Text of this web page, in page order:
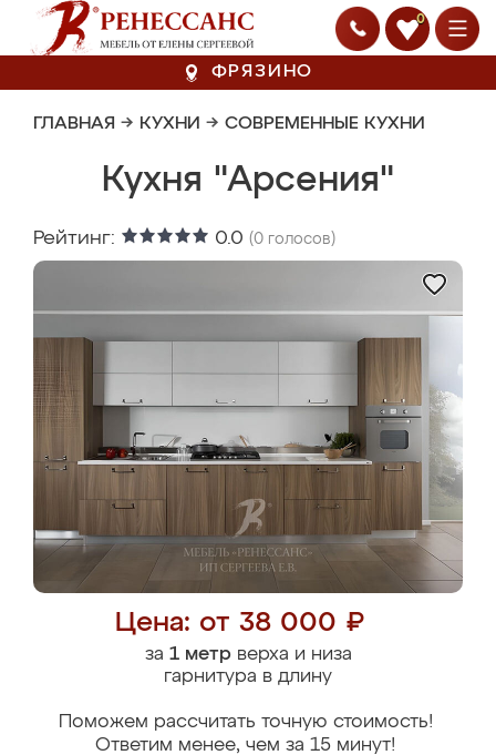
0
ФРЯЗИНО
ГЛАВНАЯ → КУХНИ → СОВРЕМЕННЫЕ КУХНИ
Кухня "Арсения"
Рейтинг: 0.0 (0 голосов)
Цена: от 38 000 ₽
за 1 метрверха и низа
гарнитура в длину
Поможем рассчитать точную стоимость!
Ответим менее, чем за 15 минут!